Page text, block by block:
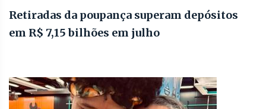
Retiradas da poupança superam depósitos
em R$ 7,15 bilhões em julho